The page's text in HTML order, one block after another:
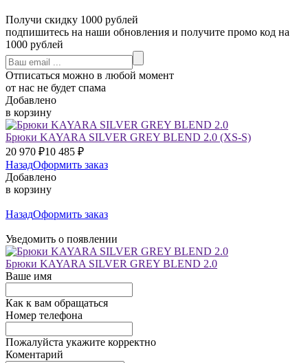
Получи скидку 1000 рублей
подпишитесь на наши обновления и получите промо код на
1000 рублей
Отписаться можно в любой момент
от нас не будет спама
Добавлено
в корзину
Брюки KAYARA SILVER GREY BLEND 2.0 (XS-S)
20 970 ₽10 485 ₽
НазадОформить заказ
Добавлено
в корзину
НазадОформить заказ
Уведомить о появлении
Брюки KAYARA SILVER GREY BLEND 2.0
Ваше имя
Как к вам обращаться
Номер телефона
Пожалуйста укажите корректно
Коментарий